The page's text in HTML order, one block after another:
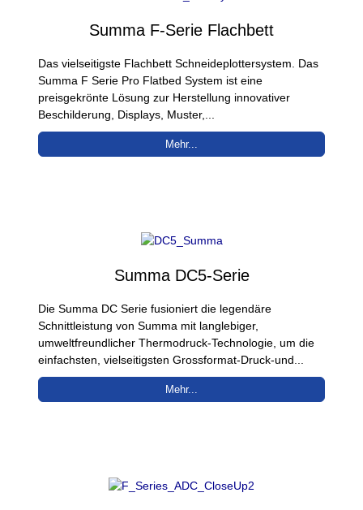
Summa F-Serie Flachbett
Das vielseitigste Flachbett Schneideplottersystem. Das
Summa F Serie Pro Flatbed System ist eine
preisgekrönte Lösung zur Herstellung innovativer
Beschilderung, Displays, Muster,...
Mehr...
Summa DC5-Serie
Die Summa DC Serie fusioniert die legendäre
Schnittleistung von Summa mit langlebiger,
umweltfreundlicher Thermodruck-Technologie, um die
einfachsten, vielseitigsten Grossformat-Druck-und...
Mehr...